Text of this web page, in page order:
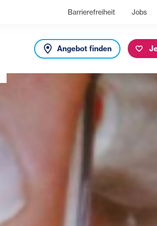
Barrierefreiheit Jobs
Angebot finden